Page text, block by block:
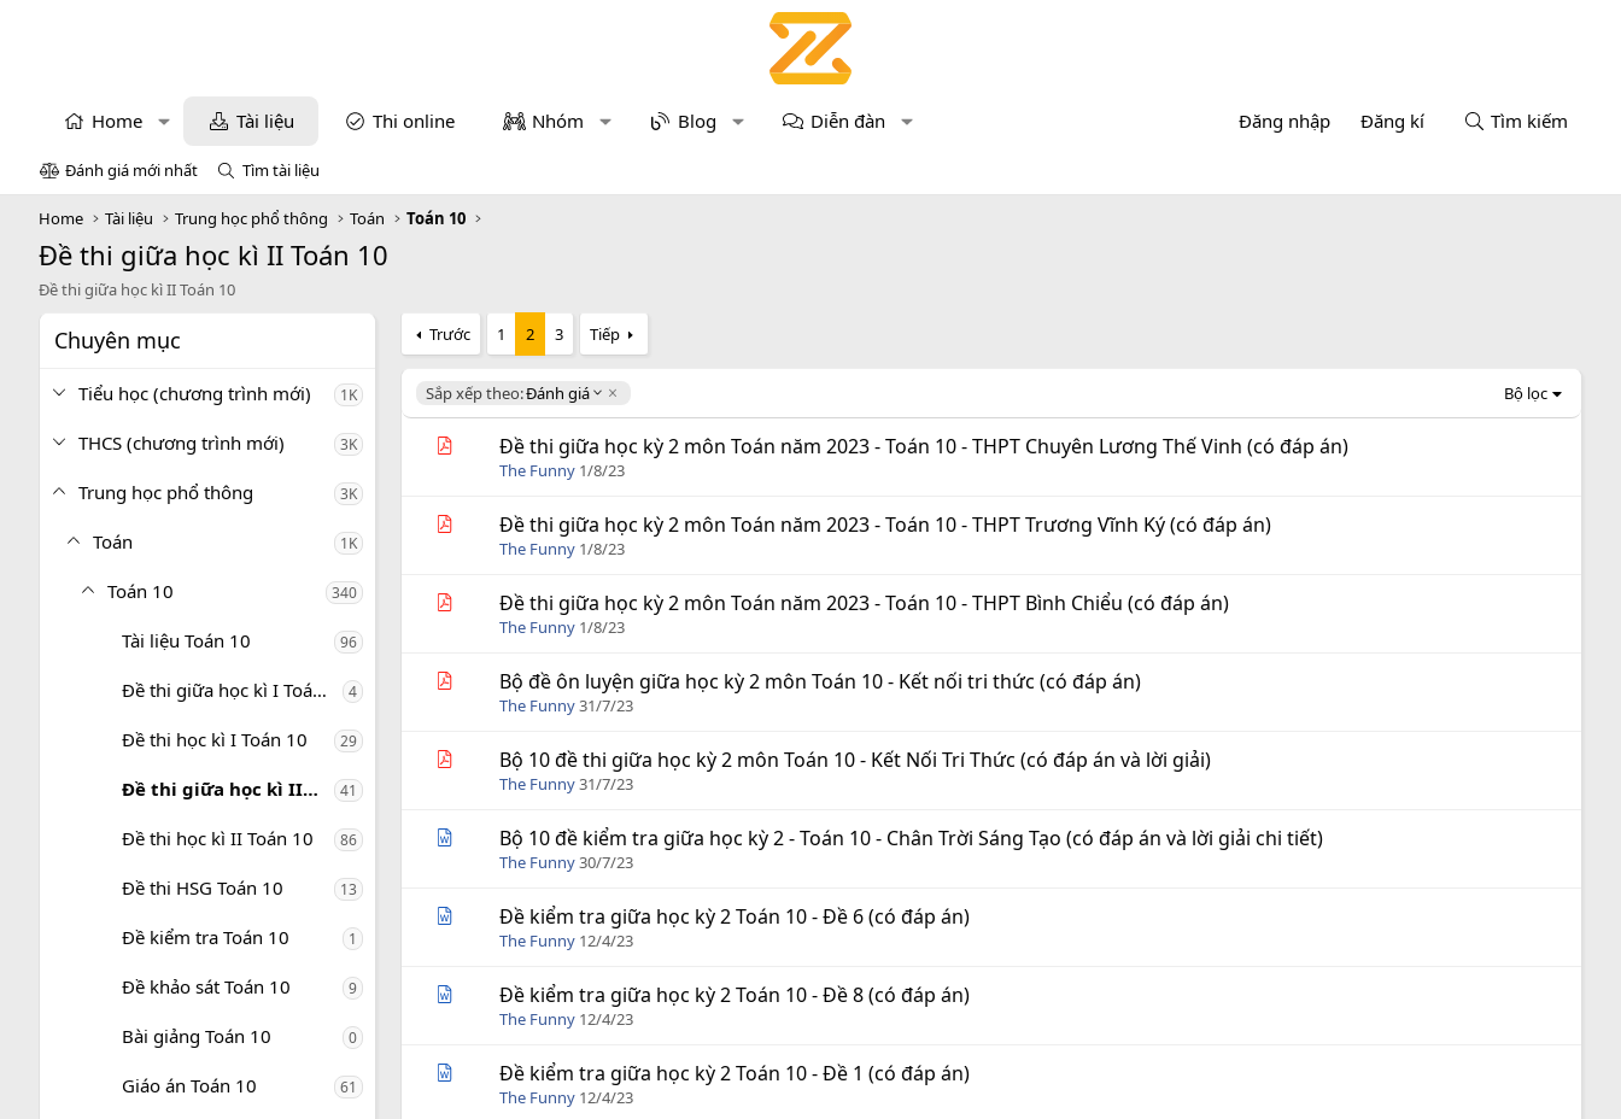
Home Tài liệu Thi online Nhóm Blog Diễn đàn Đăng nhập Đăng kí Tìm kiếm
Đánh giá mới nhất Tìm tài liệu
Home Tài liệu Trung học phổ thông Toán Toán 10
Đề thi giữa học kì II Toán 10
Đề thi giữa học kì II Toán 10
Chuyên mục
Tiểu học (chương trình mới) 1K
THCS (chương trình mới) 3K
Trung học phổ thông 3K
Toán 1K
Toán 10 340
Tài liệu Toán 10 96
Đề thi giữa học kì I Toán 10 4
Đề thi học kì I Toán 10 29
Đề thi giữa học kì II Toán 10 41
Đề thi học kì II Toán 10 86
Đề thi HSG Toán 10 13
Đề kiểm tra Toán 10 1
Đề khảo sát Toán 10 9
Bài giảng Toán 10 0
Giáo án Toán 10 61
Trước 1 2 3 Tiếp
Sắp xếp theo:Đánh giá
D
e
Bộ lọc
Đề thi giữa học kỳ 2 môn Toán năm 2023 - Toán 10 - THPT Chuyên Lương Thế Vinh (có đáp án)
The Funny 1/8/23
Đề thi giữa học kỳ 2 môn Toán năm 2023 - Toán 10 - THPT Trương Vĩnh Ký (có đáp án)
The Funny 1/8/23
Đề thi giữa học kỳ 2 môn Toán năm 2023 - Toán 10 - THPT Bình Chiểu (có đáp án)
The Funny 1/8/23
Bộ đề ôn luyện giữa học kỳ 2 môn Toán 10 - Kết nối tri thức (có đáp án)
The Funny31/7/23
Bộ 10 đề thi giữa học kỳ 2 môn Toán 10 - Kết Nối Tri Thức (có đáp án và lời giải)
The Funny31/7/23
Bộ 10 đề kiểm tra giữa học kỳ 2 - Toán 10 - Chân Trời Sáng Tạo (có đáp án và lời giải chi tiết)
The Funny30/7/23
Đề kiểm tra giữa học kỳ 2 Toán 10 - Đề 6 (có đáp án)
The Funny 12/4/23
Đề kiểm tra giữa học kỳ 2 Toán 10 - Đề 8 (có đáp án)
The Funny 12/4/23
Đề kiểm tra giữa học kỳ 2 Toán 10 - Đề 1 (có đáp án)
The Funny 12/4/23